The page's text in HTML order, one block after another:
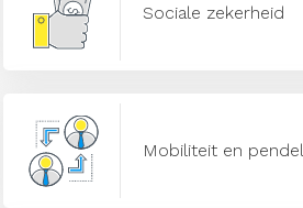
Sociale zekerheid
Mobiliteit en pendel